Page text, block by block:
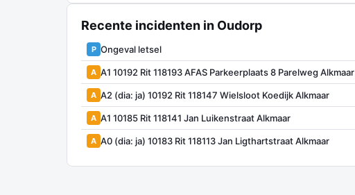
Recente incidenten in Oudorp
P Ongeval letsel
A A1 10192 Rit 118193 AFAS Parkeerplaats 8 Parelweg Alkmaar
A A2 (dia: ja) 10192 Rit 118147 Wielsloot Koedijk Alkmaar
A A1 10185 Rit 118141 Jan Luikenstraat Alkmaar
A A0 (dia: ja) 10183 Rit 118113 Jan Ligthartstraat Alkmaar